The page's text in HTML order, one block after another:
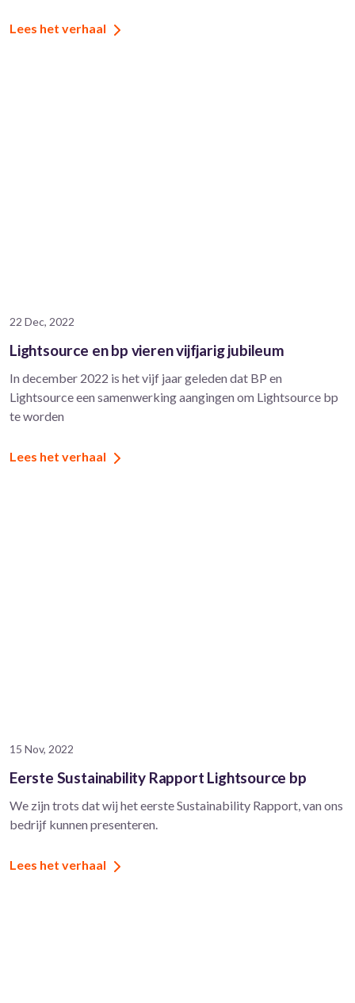
Lees het verhaal
22 Dec, 2022
Lightsource en bp vieren vijfjarig jubileum
In december 2022 is het vijf jaar geleden dat BP en
Lightsource een samenwerking aangingen om Lightsource bp
te worden
Lees het verhaal
15 Nov, 2022
Eerste Sustainability Rapport Lightsource bp
We zijn trots dat wij het eerste Sustainability Rapport, van ons
bedrijf kunnen presenteren.
Lees het verhaal